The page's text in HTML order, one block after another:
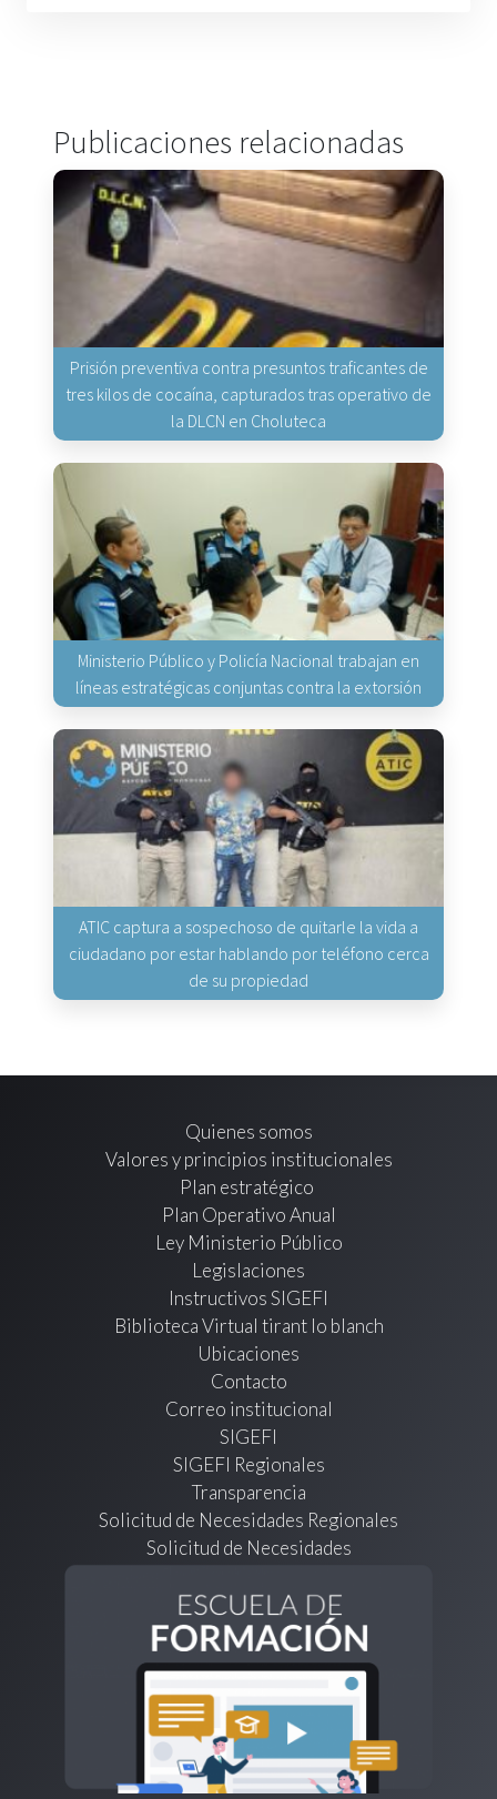
Publicaciones relacionadas
Prisión preventiva contra presuntos traficantes de
tres kilos de cocaína, capturados tras operativo de
la DLCN en Choluteca
Ministerio Público y Policía Nacional trabajan en
líneas estratégicas conjuntas contra la extorsión
ATIC captura a sospechoso de quitarle la vida a
ciudadano por estar hablando por teléfono cerca
de su propiedad
Quienes somos
Valores y principios institucionales
Plan estratégico
Plan Operativo Anual
Ley Ministerio Público
Legislaciones
Instructivos SIGEFI
Biblioteca Virtual tirant lo blanch
Ubicaciones
Contacto
Correo institucional
SIGEFI
SIGEFI Regionales
Transparencia
Solicitud de Necesidades Regionales
Solicitud de Necesidades